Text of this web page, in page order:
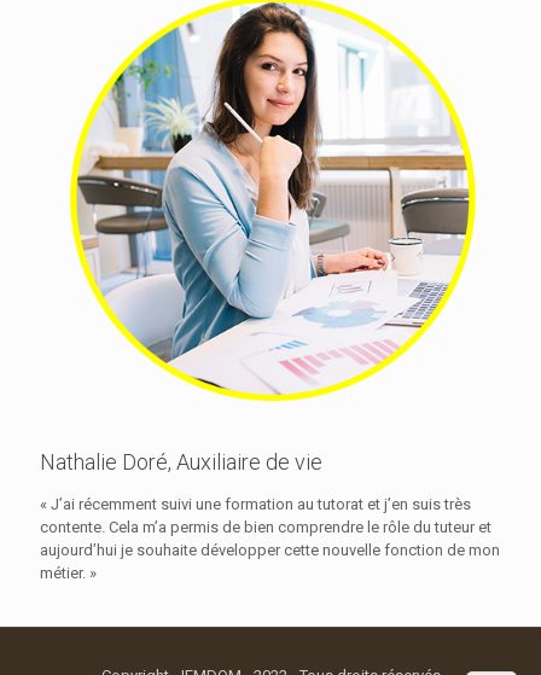
Nathalie Doré, Auxiliaire de vie
« J’ai récemment suivi une formation au tutorat et j’en suis très
contente. Cela m’a permis de bien comprendre le rôle du tuteur et
aujourd’hui je souhaite développer cette nouvelle fonction de mon
métier. »